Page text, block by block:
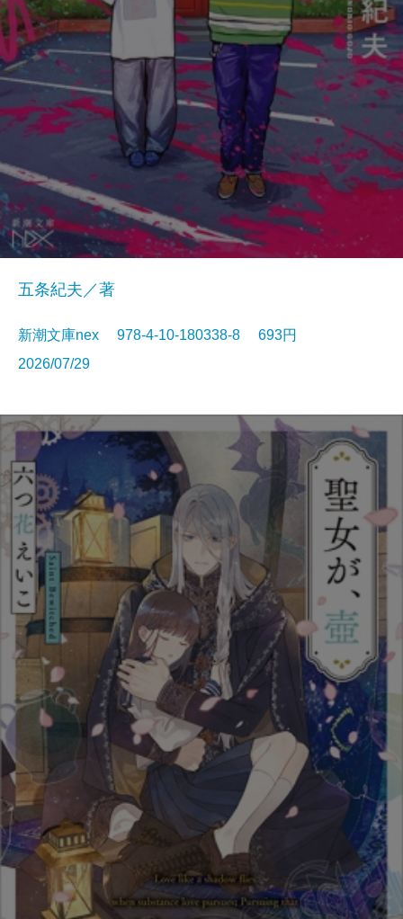
五条紀夫／著
新潮文庫nex 978-4-10-180338-8 693円
2026/07/29